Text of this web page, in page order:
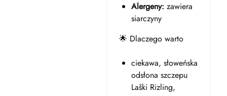
Alergeny: zawiera
siarczyny
🌟 Dlaczego warto
ciekawa, słoweńska
odsłona szczepu
Laški Rizling,